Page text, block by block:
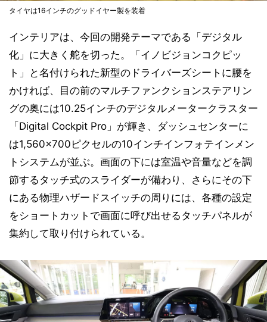
タイヤは16インチのグッドイヤー製を装着
インテリアは、今回の開発テーマである「デジタル
化」に大きく舵を切った。「イノビジョンコクピッ
ト」と名付けられた新型のドライバーズシートに腰を
かければ、目の前のマルチファンクションステアリン
グの奥には10.25インチのデジタルメータークラスター
「Digital Cockpit Pro」が輝き、ダッシュセンターに
は1,560×700ピクセルの10インチインフォテインメン
トシステムが並ぶ。画面の下には室温や音量などを調
節するタッチ式のスライダーが備わり、さらにその下
にある物理ハザードスイッチの周りには、各種の設定
をショートカットで画面に呼び出せるタッチパネルが
集約して取り付けられている。